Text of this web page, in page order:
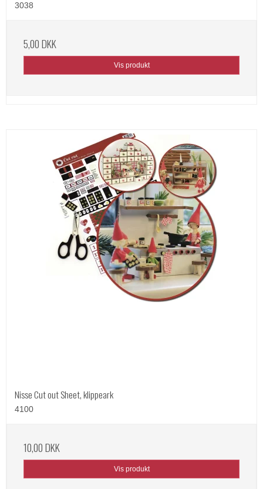
3038
5,00 DKK
Vis produkt
Nisse Cut out Sheet, klippeark
4100
10,00 DKK
Vis produkt